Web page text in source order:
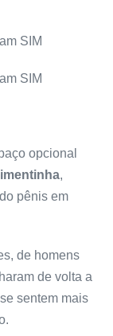
SIM
SIM
opcional
,
pênis em
de homens
de volta a
sentem mais